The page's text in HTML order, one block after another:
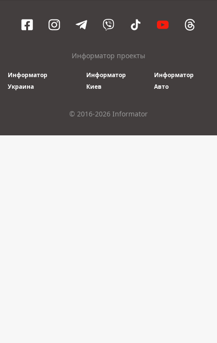
Информатор проекты
Информатор
Украина
Информатор
Киев
Информатор
Авто
© 2016-2026 Informator